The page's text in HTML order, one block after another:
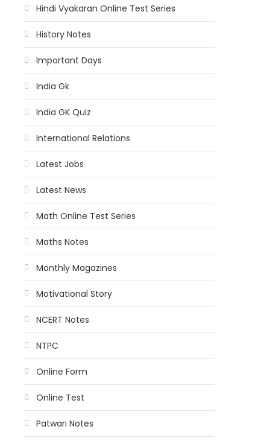
Hindi Vyakaran Online Test Series
History Notes
Important Days
India Gk
India GK Quiz
International Relations
Latest Jobs
Latest News
Math Online Test Series
Maths Notes
Monthly Magazines
Motivational Story
NCERT Notes
NTPC
Online Form
Online Test
Patwari Notes